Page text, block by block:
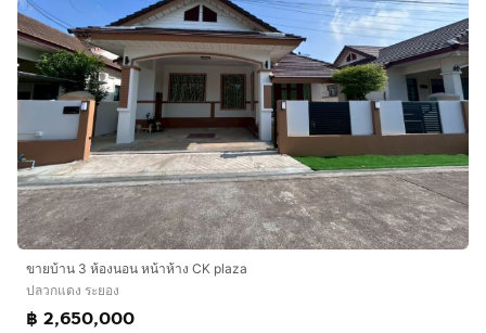
ขายบ้าน 3 ห้องนอน หน้าห้าง CK plaza
ปลวกแดง ระยอง
฿ 2,650,000